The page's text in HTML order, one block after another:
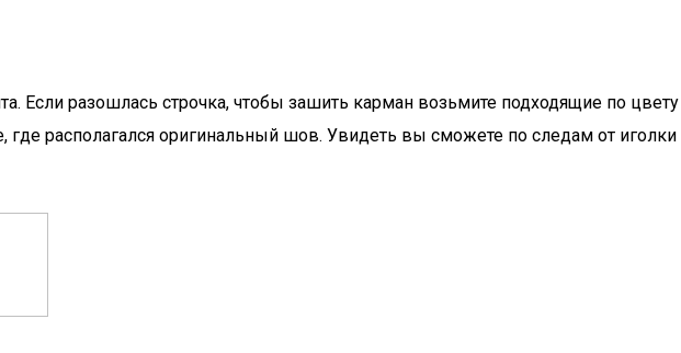
Если разошлась строчка, чтобы зашить карман возьмите подходящие по цвету
располагался оригинальный шов. Увидеть вы сможете по следам от иголки